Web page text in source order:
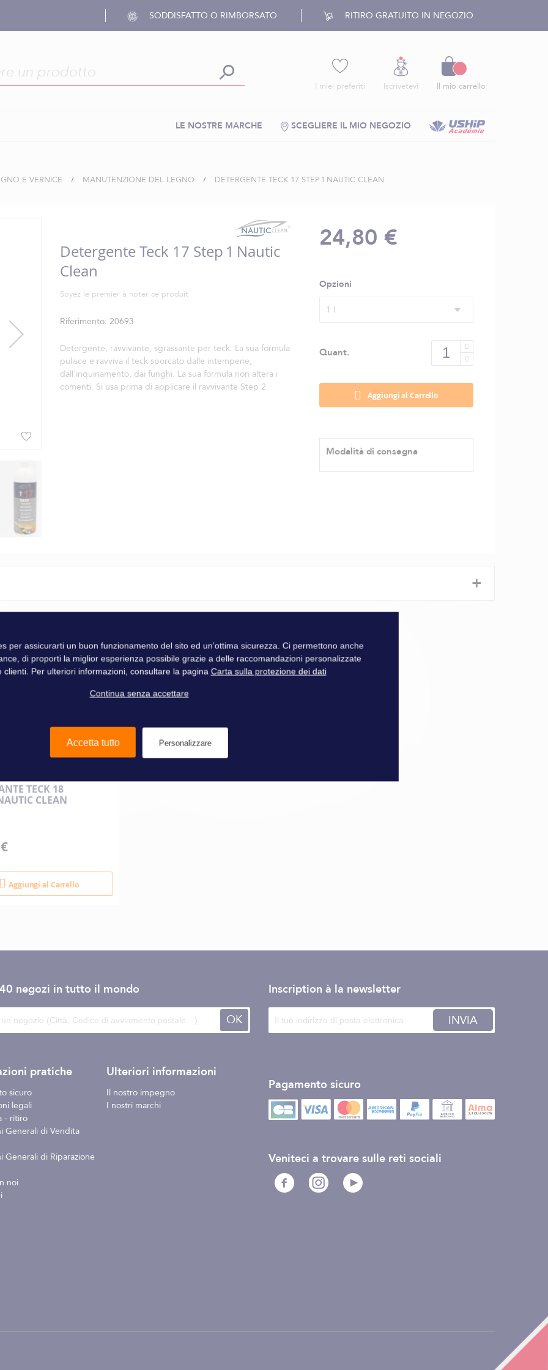
SODDISFATTO O RIMBORSATO RITIRO GRATUITO IN NEGOZIO
I miei preferiti Iscrivetevi Il mio carrello
SCEGLIERE IL MIO NEGOZIO
LE NOSTRE MARCHE
E VERNICE MANUTENZIONE DEL LEGNO DETERGENTE TECK 17 STEP 1 NAUTIC CLEAN
Detergente Teck 17 Step 1 Nautic
Clean
Soyez le premier à noter ce produit
Riferimento 20693
Detergente, ravvivante, sgrassante per teck. La sua formula
pulisce e ravviva il teck sporcato dalle intemperie,
dall'inquinamento, dai funghi. La sua formula non altera i
comenti. Si usa prima di applicare il ravvivante Step 2.
24,80 €
Opzioni
1 l
Quant.
Aggiungi al Carrello
Modalità di consegna
+
Nautic Clean
TECK 18
CLEAN
Aggiungi al Carrello
negozi in tutto il mondo
OK
pratiche
sicuro
legali
- ritiro
Generali di Vendita
Generali di Riparazione
noi
Ulteriori informazioni
Il nostro impegno
I nostri marchi
Inscription à la newsletter
INVIA
Pagamento sicuro
Veniteci a trovare sulle reti sociali
per assicurarti un buon funzionamento del sito ed un’ottima sicurezza. Ci permettono anche
di proporti la miglior esperienza possibile grazie a delle raccomandazioni personalizzate
clienti. Per ulteriori informazioni, consultare la pagina Carta sulla protezione dei dati
Continua senza accettare
Accetta tutto Personalizzare